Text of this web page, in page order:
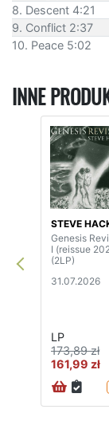
8. Descent 4:21
9. Conflict 2:37
10. Peace 5:02
INNE
STEVE
Genesis
I (reissue
(2LP)
31.07.2026
LP
173,89 zł
161,99 zł